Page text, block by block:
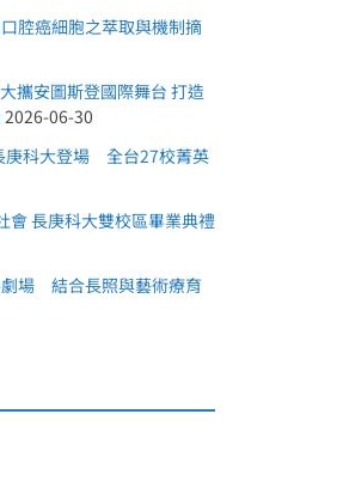
腔癌細胞之萃取與機制摘
攜安圖斯登國際舞台 打造
2026-06-30
庚科大登場 全台27校菁英
會 長庚科大雙校區畢業典禮
場 結合長照與藝術療育